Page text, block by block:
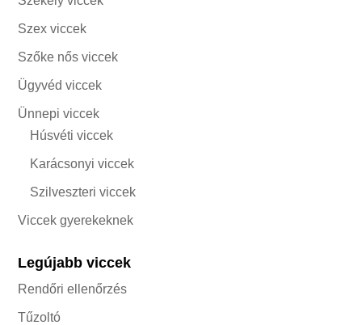
Szex viccek
Szőke nős viccek
Ügyvéd viccek
Ünnepi viccek
Húsvéti viccek
Karácsonyi viccek
Szilveszteri viccek
Viccek gyerekeknek
Legújabb viccek
Rendőri ellenőrzés
Tűzoltó